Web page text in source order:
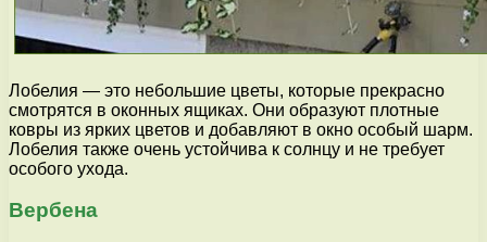
Лобелия — это небольшие цветы, которые прекрасно
смотрятся в оконных ящиках. Они образуют плотные
ковры из ярких цветов и добавляют в окно особый шарм.
Лобелия также очень устойчива к солнцу и не требует
особого ухода.
Вербена